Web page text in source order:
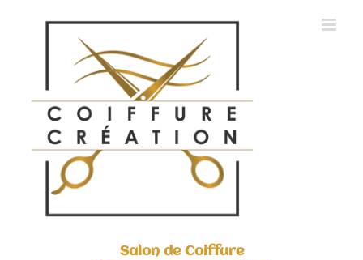
Salon de Coiffure